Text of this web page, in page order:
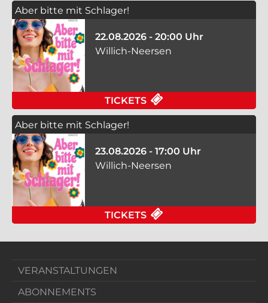
Aber bitte mit Schlager!
22.08.2026 - 20:00 Uhr
Willich-Neersen
TICKETS
Aber bitte mit Schlager!
23.08.2026 - 17:00 Uhr
Willich-Neersen
TICKETS
VERANSTALTUNGEN
ABONNEMENTS